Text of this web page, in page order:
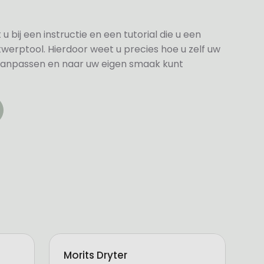
bij een instructie en een tutorial die u een
Hierdoor weet u precies hoe u zelf uw
en naar uw eigen smaak kunt